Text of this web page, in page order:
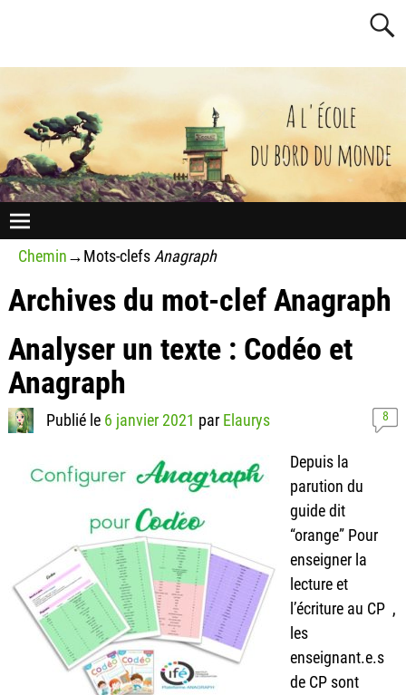
Chemin→Mots-clefs Anagraph
Archives du mot-clef Anagraph
Analyser un texte : Codéo et
Anagraph
Publié le 6 janvier 2021 par Elaurys 8
Depuis la
parution du
guide dit
“orange” Pour
enseigner la
lecture et
l’écriture au CP ,
les
enseignant.e.s
de CP sont